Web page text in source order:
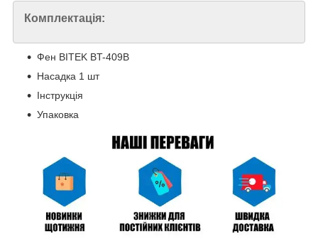
Комплектація:
Фен BITEK BT-409B
Насадка 1 шт
Інструкція
Упаковка